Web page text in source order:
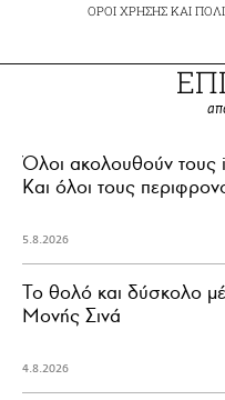
ΟΡΟΙ ΧΡΗΣΗΣΚΑΙ
Όλοι ακολουθούν τους
Και όλοι τους
5.8.2026
Το θολό και δύσκολο
Μονής Σινά
4.8.2026